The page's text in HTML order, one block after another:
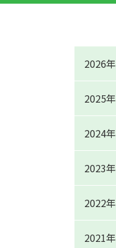
2026年
2025年
2024年
2023年
2022年
2021年